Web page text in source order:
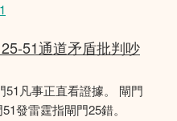
51通道矛盾批判吵
51凡事正直看證據。 閘門
發雷霆指閘門25錯。